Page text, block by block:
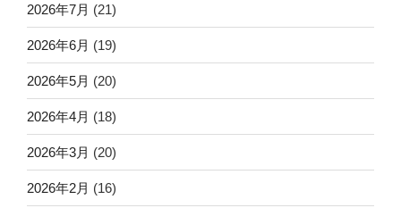
2026年7月 (21)
2026年6月 (19)
2026年5月 (20)
2026年4月 (18)
2026年3月 (20)
2026年2月 (16)